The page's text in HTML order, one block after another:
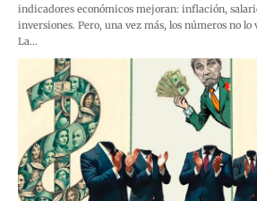
indicadores económicos mejoran: inflación,
inversiones. Pero, una vez más, los números no
La…